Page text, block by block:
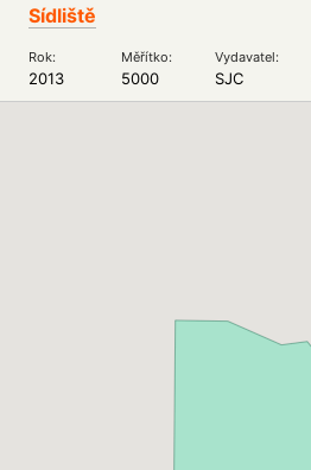
Sídliště
Rok: Měřítko: Vydavatel:
2013 5000 SJC